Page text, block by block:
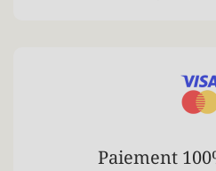
Paiement